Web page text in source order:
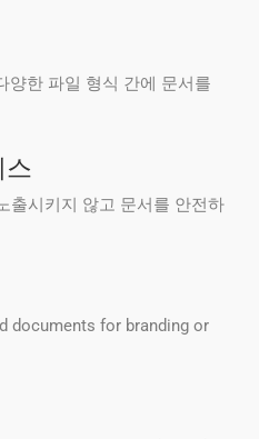
양한 파일 형식 간에 문서를
출시키지 않고 문서를 안전하
documents for branding or